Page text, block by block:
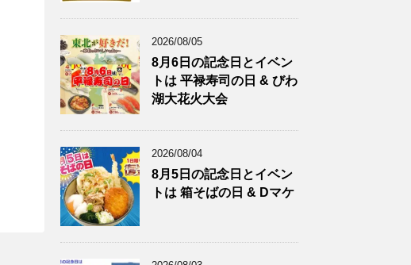
2026/08/05
8月6日の記念日とイベン
トは 平禄寿司の日 & びわ
湖大花火大会
2026/08/04
8月5日の記念日とイベン
トは 箱そばの日 & Dマケ